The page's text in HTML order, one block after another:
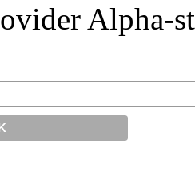
Alpha-